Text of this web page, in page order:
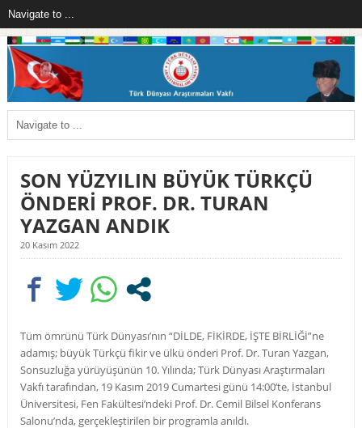
SON YÜZYILIN BÜYÜK TÜRKÇÜ
ÖNDERİ PROF. DR. TURAN
YAZGAN ANDIK
20 Kasım 2022
Tüm ömrünü Türk Dünyası’nın “DİLDE, FİKİRDE, İŞTE BİRLİĞİ”ne
adamış; büyük Türkçü fikir ve ülkü önderi Prof. Dr. Turan Yazgan,
Sonsuzluğa yürüyüşünün 10. Yılında;Türk Dünyası Araştırmaları
Vakfı tarafından, 19 Kasım 2019 Cumartesi günü 14:00’te, İstanbul
Üniversitesi, Fen Fakültesi’ndeki Prof. Dr. Cemil Bilsel Konferans
Salonu’nda, gerçekleştirilen bir programla anıldı.